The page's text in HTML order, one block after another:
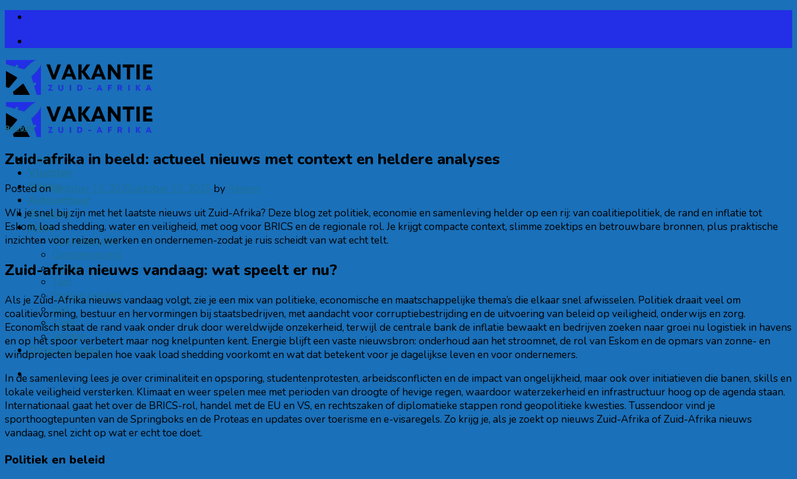
Home
Vluchten
Hotels
Autoverhuur
Bloggen
Meer
Ticketnetwerk
Compenserend
Reizen
Taxi
Fietsen boeken
Sim
Tiaec
Jachten
Onze websites
Reisgids
Zuid-afrika in beeld: actueel nieuws met context en heldere analyses
Posted onoktober 15, 2025oktober 15, 2025 by Akeem
Wil je snel bij zijn met het laatste nieuws uit Zuid-Afrika? Deze blog zet politiek, economie en samenleving helder op een rij: van coalitiepolitiek, de rand en inflatie tot
Eskom, load shedding, water en veiligheid, met oog voor BRICS en de regionale rol. Je krijgt compacte context, slimme zoektips en betrouwbare bronnen, plus praktische
inzichten voor reizen, werken en ondernemen-zodat je ruis scheidt van wat echt telt.
Zuid-afrika nieuws vandaag: wat speelt er nu?
Als je Zuid-Afrika nieuws vandaag volgt, zie je een mix van politieke, economische en maatschappelijke thema’s die elkaar snel afwisselen. Politiek draait veel om
coalitievorming, bestuur en hervormingen bij staatsbedrijven, met aandacht voor corruptiebestrijding en de uitvoering van beleid op veiligheid, onderwijs en zorg.
Economisch staat de rand vaak onder druk door wereldwijde onzekerheid, terwijl de centrale bank de inflatie bewaakt en bedrijven zoeken naar groei nu logistiek in havens
en op het spoor verbetert maar nog knelpunten kent. Energie blijft een vaste nieuwsbron: onderhoud aan het stroomnet, de rol van Eskom en de opmars van zonne- en
windprojecten bepalen hoe vaak load shedding voorkomt en wat dat betekent voor je dagelijkse leven en voor ondernemers.
In de samenleving lees je over criminaliteit en opsporing, studentenprotesten, arbeidsconflicten en de impact van ongelijkheid, maar ook over initiatieven die banen, skills en
lokale veiligheid versterken. Klimaat en weer spelen mee met perioden van droogte of hevige regen, waardoor waterzekerheid en infrastructuur hoog op de agenda staan.
Internationaal gaat het over de BRICS-rol, handel met de EU en VS, en rechtszaken of diplomatieke stappen rond geopolitieke kwesties. Tussendoor vind je
sporthoogtepunten van de Springboks en de Proteas en updates over toerisme en e-visaregels. Zo krijg je, als je zoekt op nieuws Zuid-Afrika of Zuid-Afrika nieuws
vandaag, snel zicht op wat er echt toe doet.
Politiek en beleid